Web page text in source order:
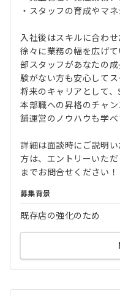
・スタッフの育成やマ
入社後はスキルに合わせ
徐々に業務の幅を広げ
部スタッフがあなたの
験がない方も安心してス
将来のキャリアとして
本部職への昇格のチャ
舗運営のノウハウも学べ
詳細は面談時にご説明
方は、エントリーいただ
までお問合せください！
募集背景
既存店の強化のため